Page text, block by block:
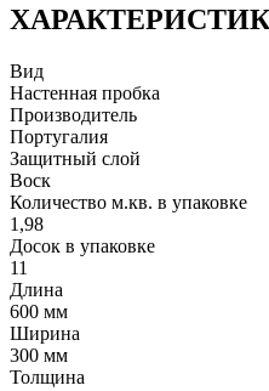
Вид
Настенная пробка
Производитель
Португалия
Защитный слой
Воск
Количество м.кв. в упаковке
1,98
Досок в упаковке
11
Длина
600 мм
Ширина
300 мм
Толщина